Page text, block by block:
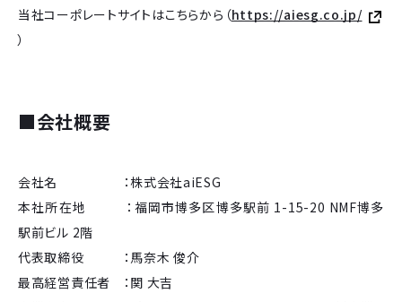
当社コーポレートサイトはこちらから（https://aiesg.co.jp/
）
■会社概要
会社名 ：株式会社aiESG
本社所在地 ：福岡市博多区博多駅前 1-15-20 NMF博多
駅前ビル 2階
代表取締役 ：馬奈木 俊介
最高経営責任者 ：関 大吉